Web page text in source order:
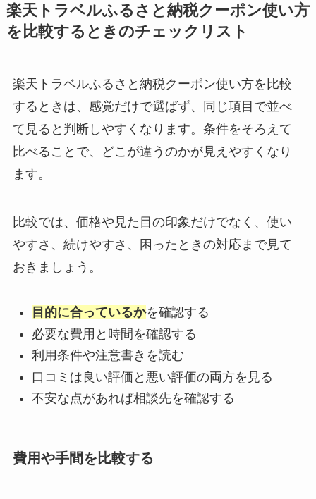
楽天トラベルふるさと納税クーポン使い方
を比較するときのチェックリスト
楽天トラベルふるさと納税クーポン使い方を比較
するときは、感覚だけで選ばず、同じ項目で並べ
て見ると判断しやすくなります。条件をそろえて
比べることで、どこが違うのかが見えやすくなり
ます。
比較では、価格や見た目の印象だけでなく、使い
やすさ、続けやすさ、困ったときの対応まで見て
おきましょう。
目的に合っているかを確認する
必要な費用と時間を確認する
利用条件や注意書きを読む
口コミは良い評価と悪い評価の両方を見る
不安な点があれば相談先を確認する
費用や手間を比較する